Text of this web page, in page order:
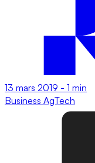
13 mars 2019 - 1 min
Business AgTech